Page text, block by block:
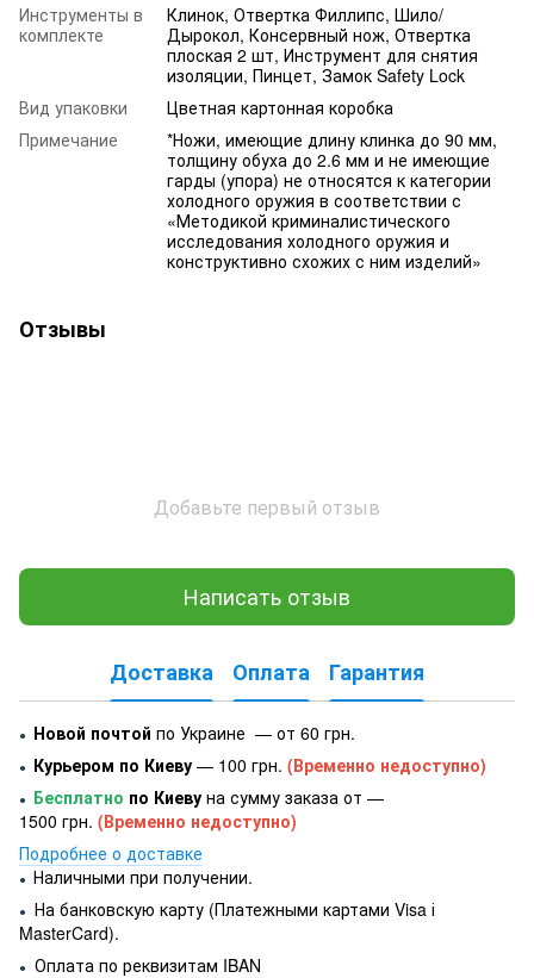
Инструменты в
комплекте
Клинок, Отвертка Филлипс, Шило/
Дырокол, Консервный нож, Отвертка
плоская 2 шт, Инструмент для снятия
изоляции, Пинцет, Замок Safety Lock
Вид упаковки
Цветная картонная коробка
Примечание
*Ножи, имеющие длину клинка до 90 мм,
толщину обуха до 2.6 мм и не имеющие
гарды (упора) не относятся к категории
холодного оружия в соответствии с
«Методикой криминалистического
исследования холодного оружия и
конструктивно схожих с ним изделий»
Отзывы
Добавьте первый отзыв
Написать отзыв
Доставка Оплата Гарантия
● Новой почтой по Украине — от 60 грн.
● Курьером по Киеву — 100 грн. (Временно недоступно)
● Бесплатно по Киеву на сумму заказа от —
1500 грн. (Временно недоступно)
Подробнее о доставке
● Наличными при получении.
● На банковскую карту (Платежными картами Visa і
MasterCard).
● Оплата по реквизитам IBAN